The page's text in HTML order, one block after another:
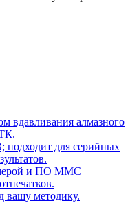
вдавливания алмазного
для серийных
и ПО MMC
вашу методику.